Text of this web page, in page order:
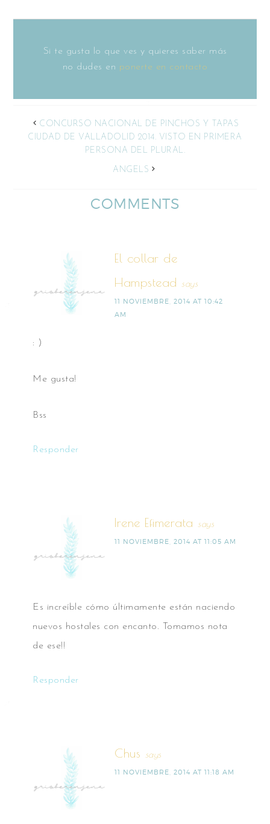
Si te gusta lo que ves y quieres saber más
no dudes en ponerte en contacto
CONCURSO NACIONAL DE PINCHOS Y TAPAS
CIUDAD DE VALLADOLID 2014. VISTO EN PRIMERA
PERSONA DEL PLURAL.
ANGELS
COMMENTS
El collar de
Hampstead
says
11 NOVIEMBRE, 2014 AT 10:42
AM
: )
Me gusta!
Bss
Responder
Irene Efimerata says
11 NOVIEMBRE, 2014 AT 11:05 AM
Es increíble cómo últimamente están naciendo
nuevos hostales con encanto. Tomamos nota
de ese!!
Responder
Chus says
11 NOVIEMBRE, 2014 AT 11:18 AM